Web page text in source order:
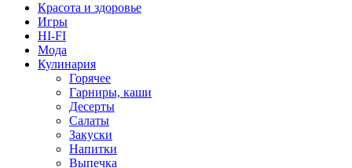
Красота и здоровье
Игры
HI-FI
Мода
Кулинария
Горячее
Гарниры, каши
Десерты
Салаты
Закуски
Напитки
Выпечка